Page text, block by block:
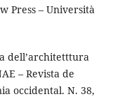
Press – Università
dell’architetttura
– Revista de
occidental. N. 38,